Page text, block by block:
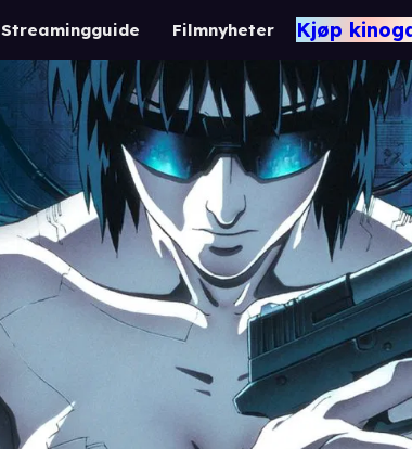
Streamingguide Filmnyheter Kjøp